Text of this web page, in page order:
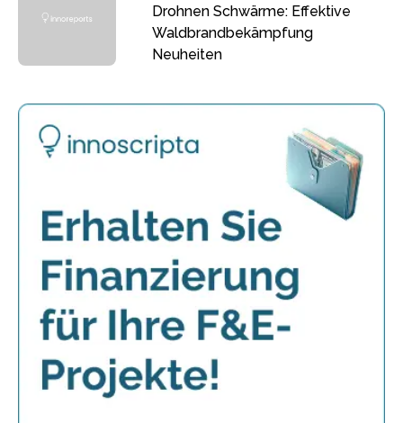
Drohnen Schwärme: Effektive
Waldbrandbekämpfung
Neuheiten